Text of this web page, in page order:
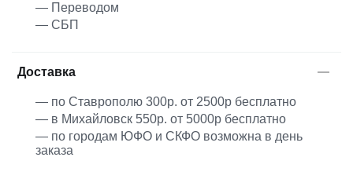
— Переводом
— СБП
Доставка
— по Ставрополю 300р. от 2500р бесплатно
— в Михайловск 550р. от 5000р бесплатно
— по городам ЮФО и СКФО возможна в день
заказа